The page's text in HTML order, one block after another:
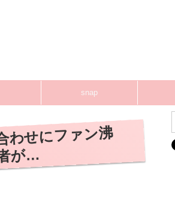
snap
わせにファン沸
が…